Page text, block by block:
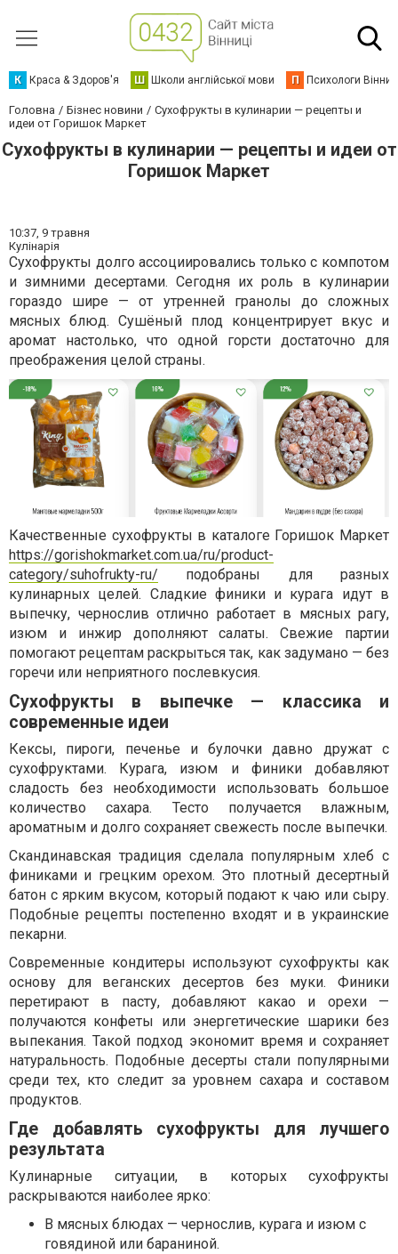
К Краса & Здоров'я Ш Школи англійської мови П Психологи
Головна Бізнес новини
Сухофрукты в кулинарии — рецепты и
идеи от Горишок Маркет
Сухофрукты в кулинарии — рецепты и идеи от
Горишок Маркет
10:37, 9 травня
Кулінарія
Сухофрукты долго ассоциировались только с компотом
и зимними десертами. Сегодня их роль в кулинарии
гораздо шире — от утренней гранолы до сложных
мясных блюд. Сушёный плод концентрирует вкус и
аромат настолько, что одной горсти достаточно для
преображения целой страны.
Качественные сухофрукты в каталоге Горишок Маркет
https://gorishokmarket.com.ua/ru/product-
category/suhofrukty-ru/ подобраны для разных
кулинарных целей. Сладкие финики и курага идут в
выпечку, чернослив отлично работает в мясных рагу,
изюм и инжир дополняют салаты. Свежие партии
помогают рецептам раскрыться так, как задумано — без
горечи или неприятного послевкусия.
Сухофрукты в выпечке — классика и
современные идеи
Кексы, пироги, печенье и булочки давно дружат с
сухофруктами. Курага, изюм и финики добавляют
сладость без необходимости использовать большое
количество сахара. Тесто получается влажным,
ароматным и долго сохраняет свежесть после выпечки.
Скандинавская традиция сделала популярным хлеб с
финиками и грецким орехом. Это плотный десертный
батон с ярким вкусом, который подают к чаю или сыру.
Подобные рецепты постепенно входят и в украинские
пекарни.
Современные кондитеры используют сухофрукты как
основу для веганских десертов без муки. Финики
перетирают в пасту, добавляют какао и орехи —
получаются конфеты или энергетические шарики без
выпекания. Такой подход экономит время и сохраняет
натуральность. Подобные десерты стали популярными
среди тех, кто следит за уровнем сахара и составом
продуктов.
Где добавлять сухофрукты для лучшего
результата
Кулинарные ситуации, в которых сухофрукты
раскрываются наиболее ярко:
В мясных блюдах — чернослив, курага и изюм с
говядиной или бараниной.